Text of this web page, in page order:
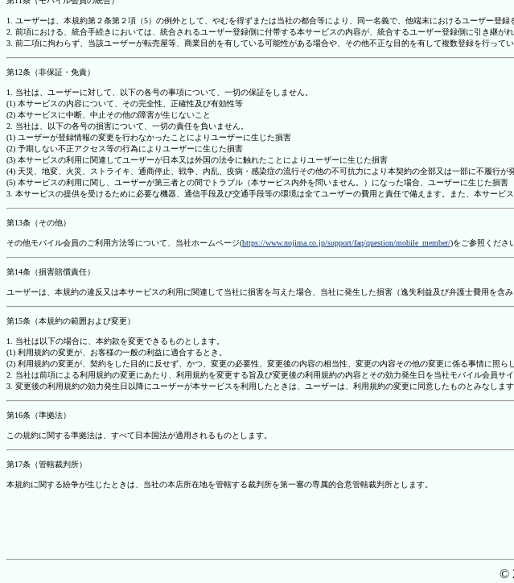
1. ユーザーは、本規約第２条第２項（5）の例外として、やむを得ずまたは当社の都合等により、同一名義で、他端末におけるユーザー登
2. 前項における、統合手続きにおいては、統合されるユーザー登録側に付帯する本サービスの内容が、統合するユーザー登録側に引き継がれ
3. 前二項に拘わらず、当該ユーザーが転売屋等、商業目的を有している可能性がある場合や、その他不正な目的を有して複数登録を行って
第12条（非保証・免責）
1. 当社は、ユーザーに対して、以下の各号の事項について、一切の保証をしません。
(1) 本サービスの内容について、その完全性、正確性及び有効性等
(2) 本サービスに中断、中止その他の障害が生じないこと
2. 当社は、以下の各号の損害について、一切の責任を負いません。
(1) ユーザーが登録情報の変更を行わなかったことによりユーザーに生じた損害
(2) 予期しない不正アクセス等の行為によりユーザーに生じた損害
(3) 本サービスの利用に関連してユーザーが日本又は外国の法令に触れたことによりユーザーに生じた損害
(4) 天災、地変、火災、ストライキ、通商停止、戦争、内乱、疫病・感染症の流行その他の不可抗力により本契約の全部又は一部に不履行が
(5) 本サービスの利用に関し、ユーザーが第三者との間でトラブル（本サービス内外を問いません。）になった場合、ユーザーに生じた損害
3. 本サービスの提供を受けるために必要な機器、通信手段及び交通手段等の環境は全てユーザーの費用と責任で備えます。また、本サービ
第13条（その他）
その他モバイル会員のご利用方法等について、当社ホームページ(https://www.nojima.co.jp/support/faq/question/mobile_member/)をご参照くださ
第14条（損害賠償責任）
ユーザーは、本規約の違反又は本サービスの利用に関連して当社に損害を与えた場合、当社に発生した損害（逸失利益及び弁護士費用を含み
第15条（本規約の範囲および変更）
1. 当社は以下の場合に、本約款を変更できるものとします。
(1) 利用規約の変更が、お客様の一般の利益に適合するとき。
(2) 利用規約の変更が、契約をした目的に反せず、かつ、変更の必要性、変更後の内容の相当性、変更の内容その他の変更に係る事情に照ら
2. 当社は前項による利用規約の変更にあたり、利用規約を変更する旨及び変更後の利用規約の内容とその効力発生日を当社モバイル会員サ
3. 変更後の利用規約の効力発生日以降にユーザーが本サービスを利用したときは、ユーザーは、利用規約の変更に同意したものとみなします
第16条（準拠法）
この規約に関する準拠法は、すべて日本国法が適用されるものとします。
第17条（管轄裁判所）
本規約に関する紛争が生じたときは、当社の本店所在地を管轄する裁判所を第一審の専属的合意管轄裁判所とします。
©